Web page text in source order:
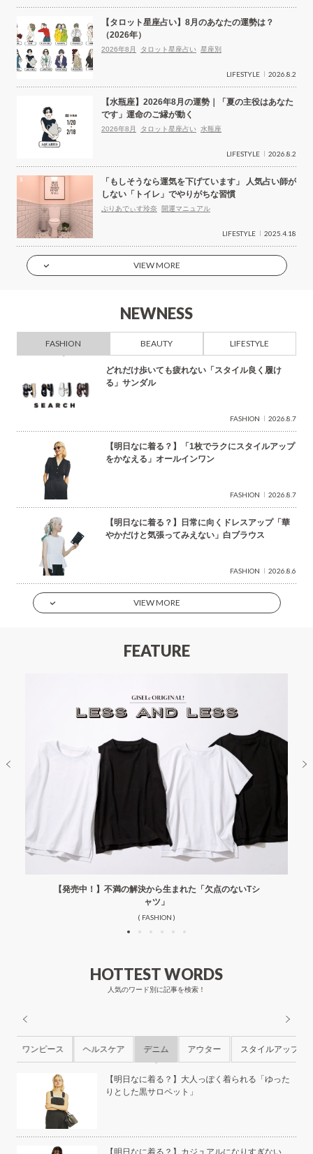
【タロット星座占い】8月のあなたの運勢は？
（2026年）
2026年8月 タロット星座占い 星座別
LIFESTYLE 2026.8.2
【水瓶座】2026年8月の運勢｜「夏の主役はあなた
です」運命のご縁が動く
2026年8月 タロット星座占い 水瓶座
LIFESTYLE 2026.8.2
「もしそうなら運気を下げています」 人気占い師が
しない「トイレ」でやりがちな習慣
ぷりあでぃす玲奈 開運マニュアル
LIFESTYLE 2025.4.18
VIEW MORE
NEWNESS
FASHION BEAUTY LIFESTYLE
どれだけ歩いても疲れない「スタイル良く履け
る」サンダル
FASHION 2026.8.7
【明日なに着る？】「1枚でラクにスタイルアップ
をかなえる」オールインワン
FASHION 2026.8.7
【明日なに着る？】日常に向くドレスアップ「華
やかだけと気張ってみえない」白ブラウス
FASHION 2026.8.6
VIEW MORE
FEATURE
【発売中！】不満の解決から生まれた「欠点のないTシ
ャツ」
( FASHION )
HOTTEST WORDS
人気のワード別に記事を検索！
ワンピース ヘルスケア デニム アウター スタイルアップ
【明日なに着る？】大人っぽく着られる「ゆった
りとした黒サロペット」
【明日なに着る？】カジュアルになりすぎない